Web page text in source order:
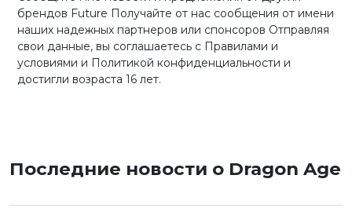
брендов Future Получайте от нас сообщения от имени
наших надежных партнеров или спонсоров Отправляя
свои данные, вы соглашаетесь с Правилами и
условиями и Политикой конфиденциальности и
достигли возраста 16 лет.
Последние новости о Dragon Age